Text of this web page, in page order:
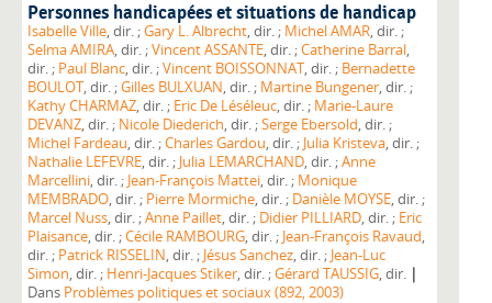
Personnes handicapées et situations de handicap
Isabelle Ville , dir. ;Gary L. Albrecht , dir. ; Michel AMAR
, dir. ;
Selma AMIRA
, dir. ;Vincent ASSANTE , dir. ;Catherine Barral,
dir. ; Paul Blanc , dir. ;Vincent BOISSONNAT , dir. ; Bernadette
BOULOT
, dir. ;Gilles BULXUAN , dir. ; Martine Bungener
, dir. ;
Kathy CHARMAZ
, dir. ; Eric De Léséleuc , dir. ; Marie-Laure
DEVANZ
, dir. ; Nicole Diederich , dir. ;Serge Ebersold
, dir. ;
Michel Fardeau
, dir. ;Charles Gardou , dir. ; Julia Kristeva
, dir. ;
Nathalie LEFEVRE
, dir. ; Julia LEMARCHAND , dir. ;Anne
Marcellini
, dir. ; Jean-François Mattei , dir. ; Monique
MEMBRADO
, dir. ; Pierre Mormiche , dir. ; Danièle MOYSE
, dir. ;
Marcel Nuss
, dir. ;Anne Paillet , dir. ; Didier PILLIARD , dir. ; Eric
Plaisance
, dir. ;Cécile RAMBOURG , dir. ; Jean-François Ravaud,
dir. ; Patrick RISSELIN , dir. ; Jésus Sanchez , dir. ; Jean-Luc
Simon
, dir. ; Henri-Jacques Stiker , dir. ;Gérard TAUSSIG, dir. |
Dans Problèmes politiques et sociaux (892, 2003)